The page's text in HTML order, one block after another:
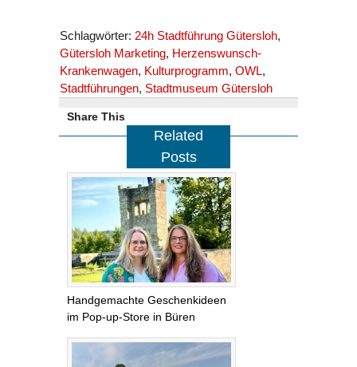
Schlagwörter: 24h Stadtführung Gütersloh,
Gütersloh Marketing, Herzenswunsch-
Krankenwagen, Kulturprogramm, OWL,
Stadtführungen, Stadtmuseum Gütersloh
Share This
Related
Posts
Handgemachte Geschenkideen
im Pop-up-Store in Büren